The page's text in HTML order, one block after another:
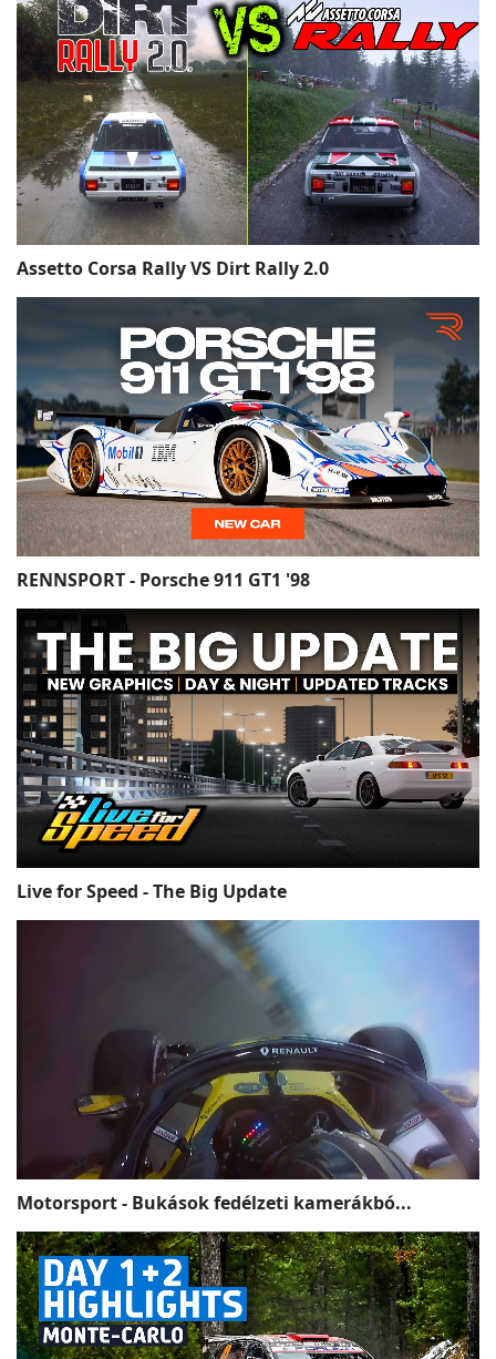
Assetto Corsa Rally VS Dirt Rally 2.0
RENNSPORT - Porsche 911 GT1 '98
Live for Speed - The Big Update
Motorsport - Bukások fedélzeti kamerákbó...